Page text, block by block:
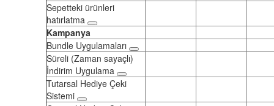
Sepetteki ürünleri
hatırlatma
Kampanya
Bundle Uygulamaları
Süreli (Zaman sayaçlı)
İndirim Uygulama
Tutarsal Hediye Çeki
Sistemi